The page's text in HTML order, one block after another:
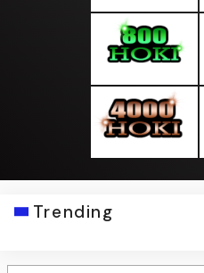
Trending